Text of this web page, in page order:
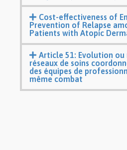
Cost-effectiveness of
Prevention of Relapse
Patients with Atopic
Article 51: Evolution ou
réseaux de soins
des équipes de
même combat